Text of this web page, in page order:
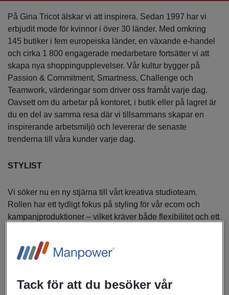
På Gina Tricot älskar vi att inspirera. Sedan 1997 har vi
erbjudit mode för kvinnor i över 30 länder. Med omkring
145 butiker i fem europeiska länder, en växande e-handel
och cirka 1 800 engagerade medarbetare fortsätter vi att
skapa nya shoppingupplevelser. Vår kultur bygger på
Passion & Commitment, Smartness, Challenge och
Teamwork, värderingar som driver oss framåt varje dag.
Oavsett om du arbetar på kontoret, i butik eller på lagret är
du en del av samma resa där vi tillsammans skapar en
inspirerande arbetsmiljö och levererar de senaste
trenderna till våra kunder varje dag.
STYLIST
Vi söker nu en ny stjärna till vårt kreativa studioteam.
Rollen har ett tydligt fokus på styling för vår ecom och
kampanjproduktioner – vilket kräver både flexibilitet och ett
Som stylist på Gina Tricot har du en nyckelroll i att förmedla
visuella uttryck. I rollen arbetar u nära vårt studio- och
Tack för att du besöker vår